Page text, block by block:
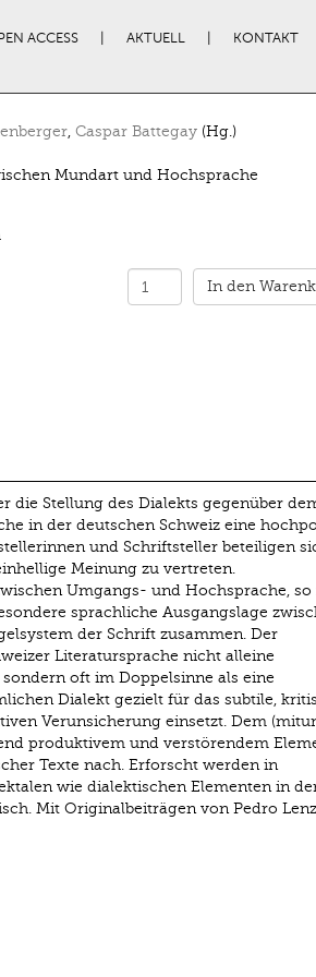
ACCESS AKTUELL KONTAKT
, Caspar Battegay(Hg.)
Mundart und Hochsprache
In den
die Stellung des Dialekts gegenüber
in der deutschen Schweiz eine
und Schriftsteller beteiligen
Meinung zu vertreten.
Umgangs- und Hochsprache, so
sprachliche Ausgangslage
der Schrift zusammen. Der
Literatursprache nicht alleine
oft im Doppelsinne als eine
Dialekt gezielt für das subtile,
Verunsicherung einsetzt. Dem
produktivem und verstörendem
Texte nach. Erforscht werden in
wie dialektischen Elementen in
Mit Originalbeiträgen von Pedro